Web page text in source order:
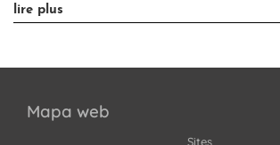
Mapa web
Sites